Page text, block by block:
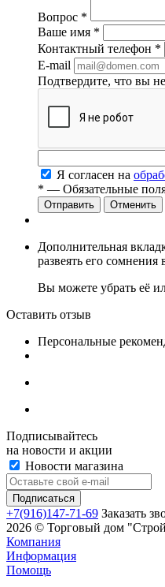
Вопрос *
Ваше имя *
Контактный телефон *
E-mail
Подтвердите, что вы
Я согласен на
* — Обязательные
Отменить
Дополнительная
развеять его
Вы можете убрать её
Оставить отзыв
Персональные
Подписывайтесь
на новости и акции
Новости магазина
+7(916)147-71-69 Заказать
2026 © Торговый дом
Компания
Информация
Помощь